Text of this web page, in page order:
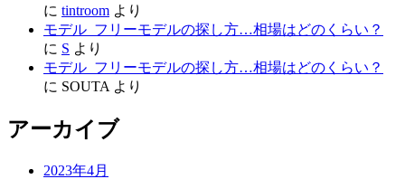
に tintroom より
モデル_フリーモデルの探し方…相場はどのくらい？
に S より
モデル_フリーモデルの探し方…相場はどのくらい？
に SOUTA より
アーカイブ
2023年4月